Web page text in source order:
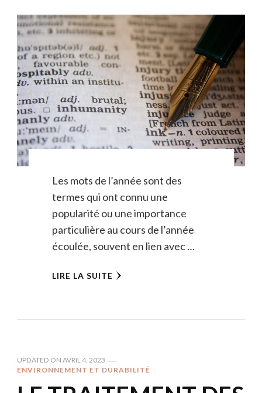
Les mots de l’année sont des
termes qui ont connu une
popularité ou une importance
particulière au cours de l’année
écoulée, souvent en lien avec …
LIRE LA SUITE
UPDATED ON AVRIL 4, 2023
ENVIRONNEMENT ET DURABILITÉ